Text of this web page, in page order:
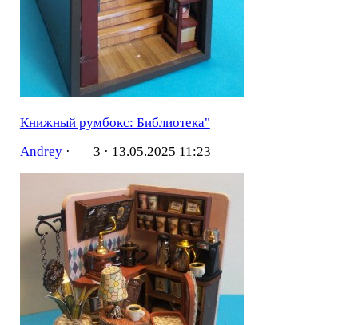
Книжный румбокс: Библиотека"
Andrey· 3 · 13.05.2025 11:23